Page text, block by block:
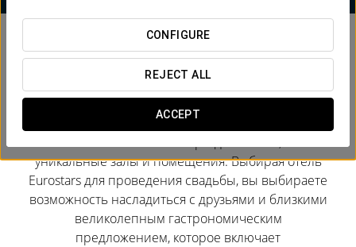
CONFIGURE
REJECT ALL
ACCEPT
Преимущества Eurostars
Мы хотим сделать ваш день
незабываемым
уникальные залы и помещения. Выбирая отель
Eurostars для проведения свадьбы, вы выбираете
возможность насладиться с друзьями и близкими
великолепным гастрономическим
предложением, которое включает